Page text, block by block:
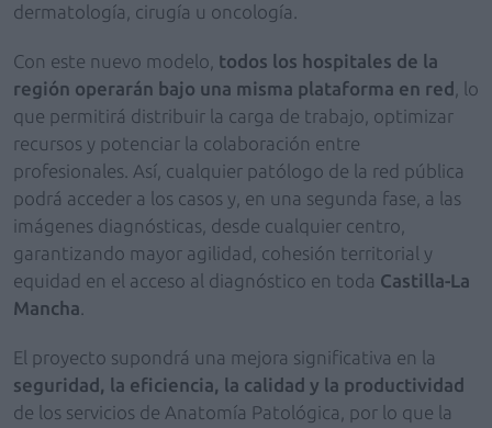
dermatología, cirugía u oncología.
Con este nuevo modelo, todos los hospitales de la
región operarán bajo una misma plataforma en red , lo
que permitirá distribuir la carga de trabajo, optimizar
recursos y potenciar la colaboración entre
profesionales. Así, cualquier patólogo de la red pública
podrá acceder a los casos y, en una segunda fase, a las
imágenes diagnósticas, desde cualquier centro,
garantizando mayor agilidad, cohesión territorial y
equidad en el acceso al diagnóstico en toda Castilla-La
Mancha
El proyecto supondrá una mejora significativa en la
seguridad, la eficiencia, la calidad y la productividad
de los servicios de Anatomía Patológica, por lo que la